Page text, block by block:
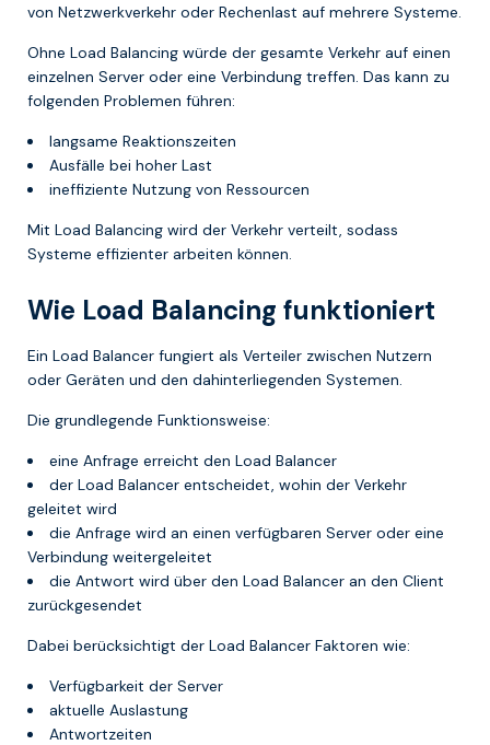
von Netzwerkverkehr oder Rechenlast auf mehrere Systeme.
Ohne Load Balancing würde der gesamte Verkehr auf einen
einzelnen Server oder eine Verbindung treffen. Das kann zu
folgenden Problemen führen:
langsame Reaktionszeiten
Ausfälle bei hoher Last
ineffiziente Nutzung von Ressourcen
Mit Load Balancing wird der Verkehr verteilt, sodass
Systeme effizienter arbeiten können.
Wie Load Balancing funktioniert
Ein Load Balancer fungiert als Verteiler zwischen Nutzern
oder Geräten und den dahinterliegenden Systemen.
Die grundlegende Funktionsweise:
eine Anfrage erreicht den Load Balancer
der Load Balancer entscheidet, wohin der Verkehr
geleitet wird
die Anfrage wird an einen verfügbaren Server oder eine
Verbindung weitergeleitet
die Antwort wird über den Load Balancer an den Client
zurückgesendet
Dabei berücksichtigt der Load Balancer Faktoren wie:
Verfügbarkeit der Server
aktuelle Auslastung
Antwortzeiten